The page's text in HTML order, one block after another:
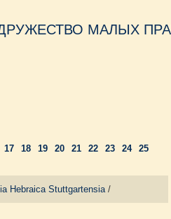
МАЛЫХ
17 18 19 20 21 22 23 24
25
Hebraica Stuttgartensia /